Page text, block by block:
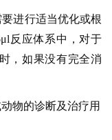
进行适当优化或根
反应体系中，对于
，如果没有完全消
物的诊断及治疗用